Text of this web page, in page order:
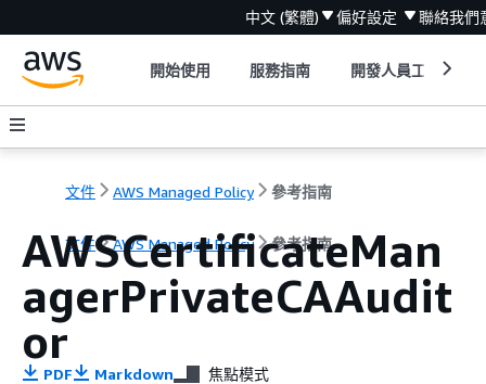
中文 (繁體) 偏好設定 聯絡我們
開始使用 服務指南 開發人員工具
文件 AWS Managed Policy 參考指南
文件 AWS Managed Policy 參考指南
AWSCertificateMan
agerPrivateCAAudit
or
PDF Markdown 焦點模式